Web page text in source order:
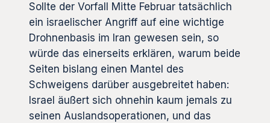
Sollte der Vorfall Mitte Februar tatsächlich
ein israelischer Angriff auf eine wichtige
Drohnenbasis im Iran gewesen sein, so
würde das einerseits erklären, warum beide
Seiten bislang einen Mantel des
Schweigens darüber ausgebreitet haben:
Israel äußert sich ohnehin kaum jemals zu
seinen Auslandsoperationen, und das